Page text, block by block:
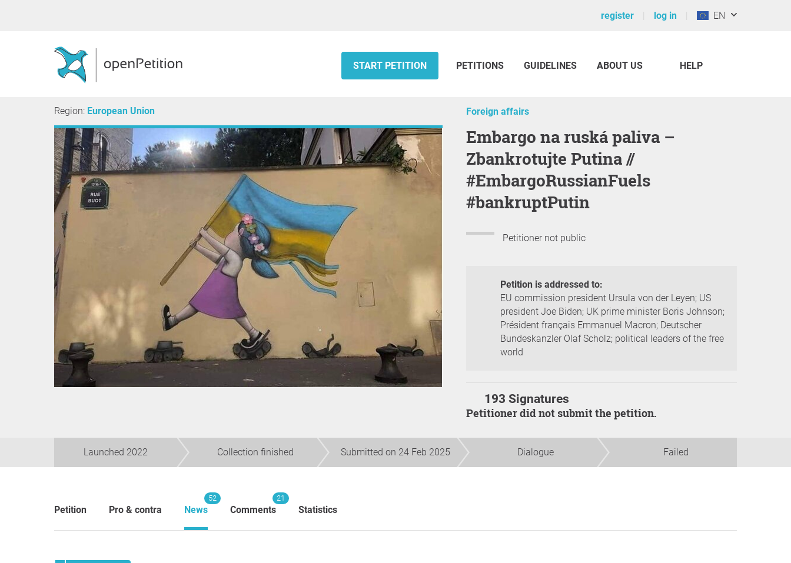
register log in EN
START PETITION PETITIONS GUIDELINES ABOUT US HELP
Region: European Union Foreign affairs
Embargo na ruská paliva –
Zbankrotujte Putina //
#EmbargoRussianFuels
#bankruptPutin
Petitioner not public
Petition is addressed to:
EU commission president Ursula von der Leyen; US
president Joe Biden; UK prime minister Boris Johnson;
Président français Emmanuel Macron; Deutscher
Bundeskanzler Olaf Scholz; political leaders of the free
world
193 Signatures
Petitioner did not submit the petition.
Launched 2022 Collection finished Submitted on 24 Feb 2025 Dialogue Failed
Petition Pro & contra News
52
Comments
21
Statistics